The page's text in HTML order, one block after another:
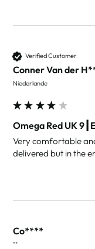
Verified Customer
Conner Van der
Niederlande
Omega Red UK
Very comfortable
delivered but in the
Co****
""